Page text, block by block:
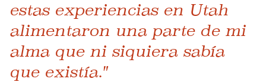
estas experiencias en Utah
alimentaron una parte de mi
alma que ni siquiera sabía
que existía."